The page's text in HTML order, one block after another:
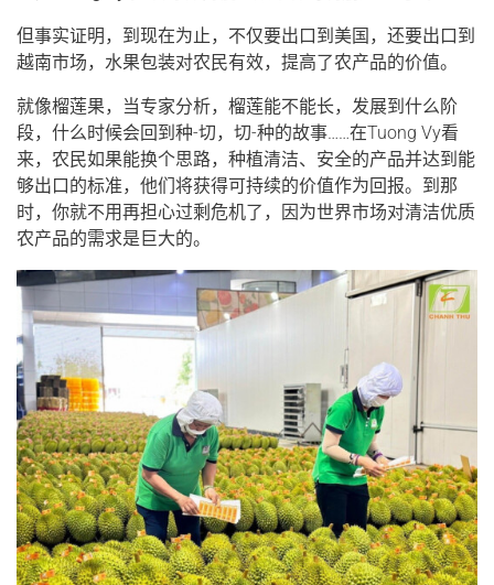
但事实证明，到现在为止，不仅要出口到美国，还要出口到
越南市场，水果包装对农民有效，提高了农产品的价值。
就像榴莲果，当专家分析，榴莲能不能长，发展到什么阶
段，什么时候会回到种-切，切-种的故事……在Tuong Vy看
来，农民如果能换个思路，种植清洁、安全的产品并达到能
够出口的标准，他们将获得可持续的价值作为回报。到那
时，你就不用再担心过剩危机了，因为世界市场对清洁优质
农产品的需求是巨大的。